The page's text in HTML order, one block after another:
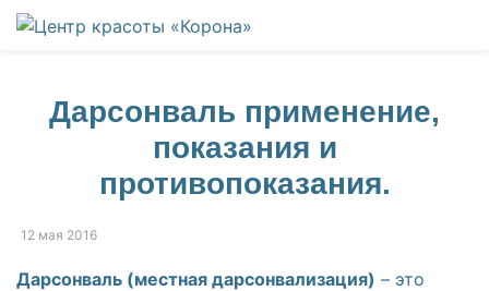
содержанию
Дарсонваль применение,
показания и
противопоказания.
12 мая 2016
Дарсонваль (местная дарсонвализация) – это